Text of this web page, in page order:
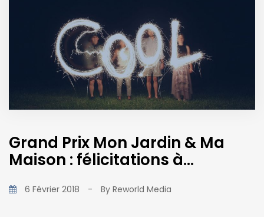
Grand Prix Mon Jardin & Ma
Maison : félicitations à…
6 Février 2018 - By Reworld Media